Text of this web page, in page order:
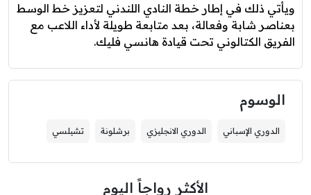
ويأتي ذلك في إطار خطة النادي اللندني لتعزيز خط الوسط
بعناصر شابة وفعالة، بعد متابعة طويلة لأداء اللاعب مع
الفريق الكتالوني تحت قيادة هانسي فليك.
الوسوم
الدوري الإسباني الدوري الانجليزي برشلونة تشيلسي
الأكثر رواجاً اليوم